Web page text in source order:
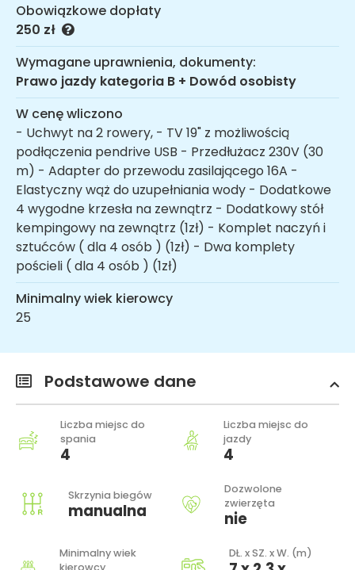
Obowiązkowe dopłaty
250 zł
Wymagane uprawnienia, dokumenty:
Prawo jazdy kategoria B + Dowód osobisty
W cenę wliczono
- Uchwyt na 2 rowery, - TV 19" z możliwością
podłączenia pendrive USB - Przedłużacz 230V (30
m) - Adapter do przewodu zasilającego 16A -
Elastyczny wąż do uzupełniania wody - Dodatkowe
4 wygodne krzesła na zewnątrz - Dodatkowy stół
kempingowy na zewnątrz (1zł) - Komplet naczyń i
sztućców ( dla 4 osób ) (1zł) - Dwa komplety
pościeli ( dla 4 osób ) (1zł)
Minimalny wiek kierowcy
25
Podstawowe dane
Liczba miejsc do
spania
4
Liczba miejsc do
jazdy
4
Skrzynia biegów
manualna
Dozwolone
zwierzęta
nie
Minimalny wiek
kierowcy
DŁ. x SZ. x W. (m)